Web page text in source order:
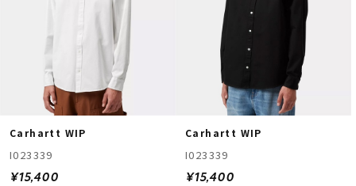
ムラサキスポーツ 公式アプリ
ポイント・クーポンもこのアプリで！
Carhartt WIP
I023339
¥15,400
Carhartt WIP
I023339
¥15,400